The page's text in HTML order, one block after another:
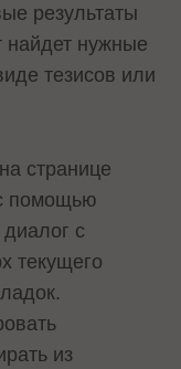
результаты
найдет нужные
тезисов или
странице
помощью
с
текущего
из